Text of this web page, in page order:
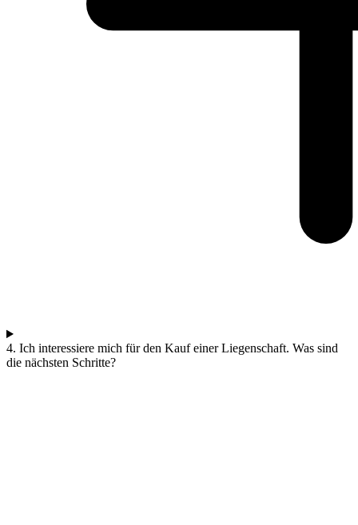
4. Ich interessiere mich für den Kauf einer Liegenschaft. Was sind
die nächsten Schritte?